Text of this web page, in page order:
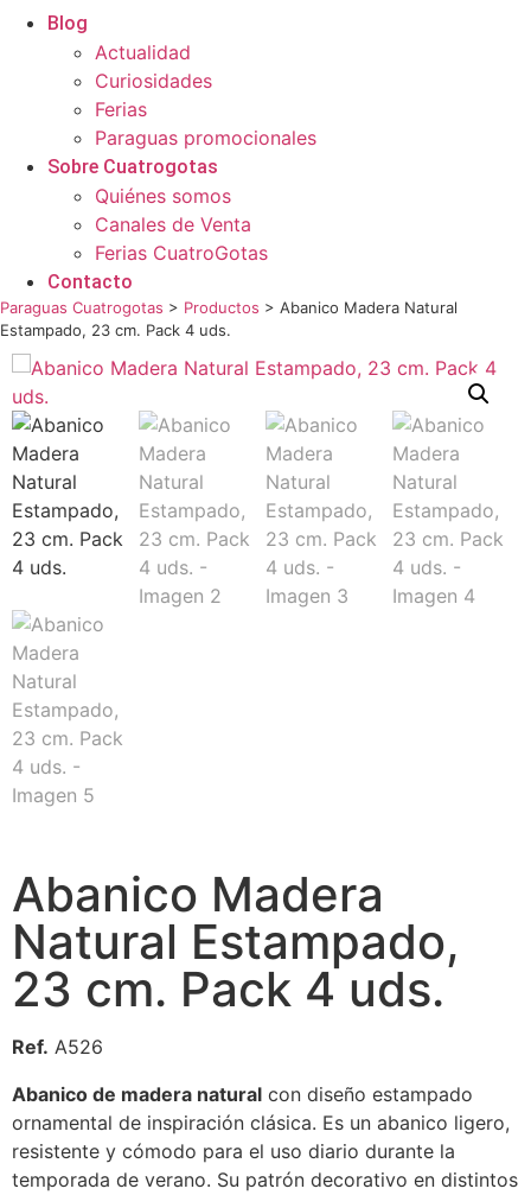
Blog
Actualidad
Curiosidades
Ferias
Paraguas promocionales
Sobre Cuatrogotas
Quiénes somos
Canales de Venta
Ferias CuatroGotas
Contacto
Paraguas Cuatrogotas > Productos > Abanico Madera Natural
Estampado, 23 cm. Pack 4 uds.
Abanico Madera
Natural Estampado,
23 cm. Pack 4 uds.
Ref. A526
Abanico de madera natural con diseño estampado
ornamental de inspiración clásica. Es un abanico ligero,
resistente y cómodo para el uso diario durante la
temporada de verano. Su patrón decorativo en distintos